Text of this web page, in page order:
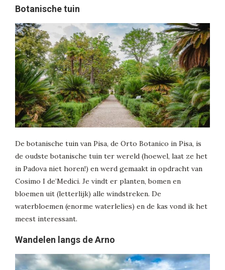
Botanische tuin
De botanische tuin van Pisa, de Orto Botanico in Pisa, is
de oudste botanische tuin ter wereld (hoewel, laat ze het
in Padova niet horen!) en werd gemaakt in opdracht van
Cosimo I de’Medici. Je vindt er planten, bomen en
bloemen uit (letterlijk) alle windstreken. De
waterbloemen (enorme waterlelies) en de kas vond ik het
meest interessant.
Wandelen langs de Arno